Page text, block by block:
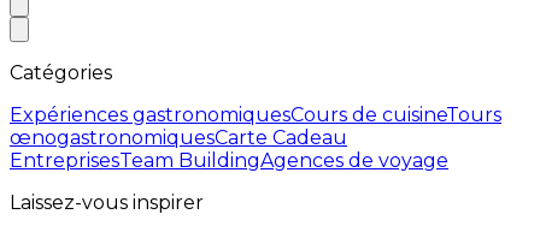
Catégories
Expériences gastronomiquesCours de cuisineTours
œnogastronomiquesCarte Cadeau
EntreprisesTeam BuildingAgences de voyage
Laissez-vous inspirer